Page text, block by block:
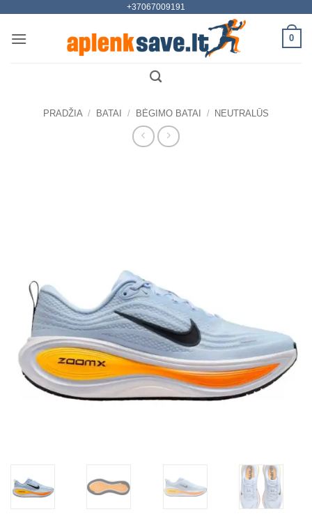
content
+37067009191
0
PRADŽIA / BATAI / BĖGIMO BATAI / NEUTRALŪS